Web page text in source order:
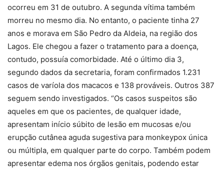
ocorreu em 31 de outubro. A segunda vítima também
morreu no mesmo dia. No entanto, o paciente tinha 27
anos e morava em São Pedro da Aldeia, na região dos
Lagos. Ele chegou a fazer o tratamento para a doença,
contudo, possuía comorbidade. Até o último dia 3,
segundo dados da secretaria, foram confirmados 1.231
casos de varíola dos macacos e 138 prováveis. Outros 387
seguem sendo investigados. “Os casos suspeitos são
aqueles em que os pacientes, de qualquer idade,
apresentam início súbito de lesão em mucosas e/ou
erupção cutânea aguda sugestiva para monkeypox única
ou múltipla, em qualquer parte do corpo. Também podem
apresentar edema nos órgãos genitais, podendo estar